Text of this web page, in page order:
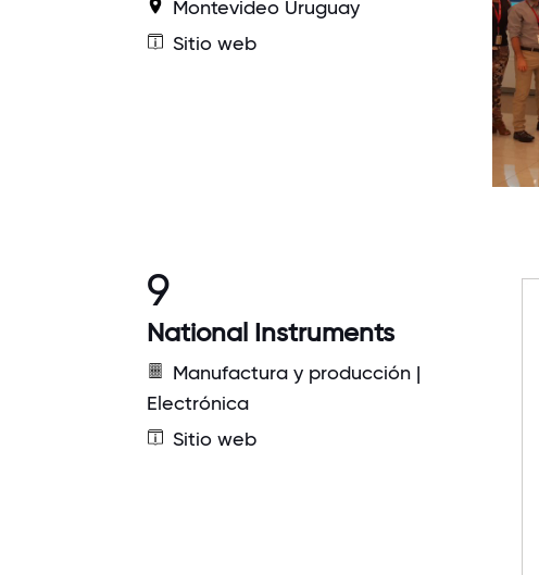
Montevideo Uruguay
Sitio web
9
National Instruments
Manufactura y producción |
Electrónica
Sitio web